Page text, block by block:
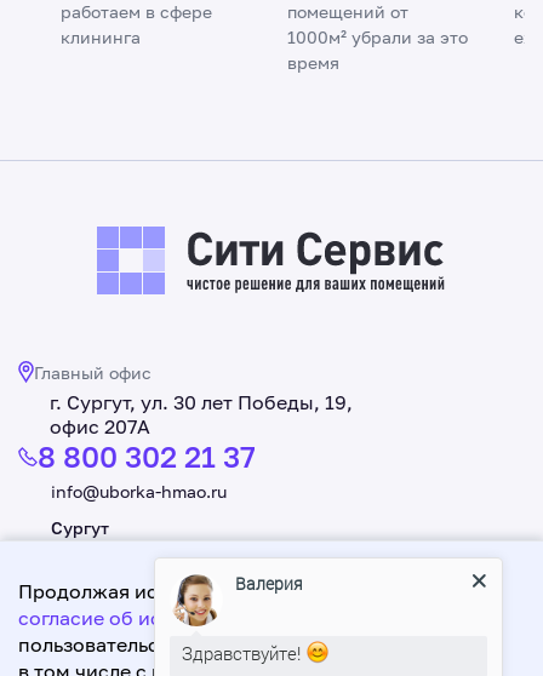
Продолжая использовать данный сайт, Вы даете
согласие об использовании файлов cookie
пользовательских данных,
в том числе с использованием Яндекс.Метрика в
работаем в сфере
клининга
помещений от
1000м² убрали за это
время
Главный офис
г. Сургут, ул. 30 лет Победы, 19,
офис 207А
8 800 302 21 37
info@uborka-hmao.ru
Сургут
+7 3462 550 221
Нижневартовск
+7 3466 619 998
Валерия
Здравствуйте!
Мы подготовили для Вас